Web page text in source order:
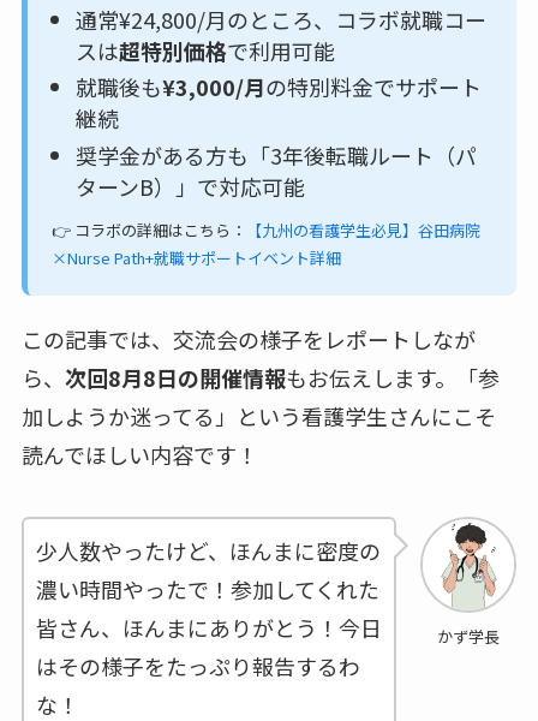
通常¥24,800/月のところ、コラボ就職コー
スは超特別価格で利用可能
就職後も¥3,000/月の特別料金でサポート
継続
奨学金がある方も「3年後転職ルート（パ
ターンB）」で対応可能
👉 コラボの詳細はこちら：
【九州の看護学生必見】谷田病院
×Nurse Path+就職サポートイベント詳細
この記事では、交流会の様子をレポートしなが
ら、 次回8月8日の開催情報もお伝えします。「参
加しようか迷ってる」という看護学生さんにこそ
読んでほしい内容です！
かず学長
少人数やったけど、ほんまに密度の
濃い時間やったで！参加してくれた
皆さん、ほんまにありがとう！今日
はその様子をたっぷり報告するわ
な！